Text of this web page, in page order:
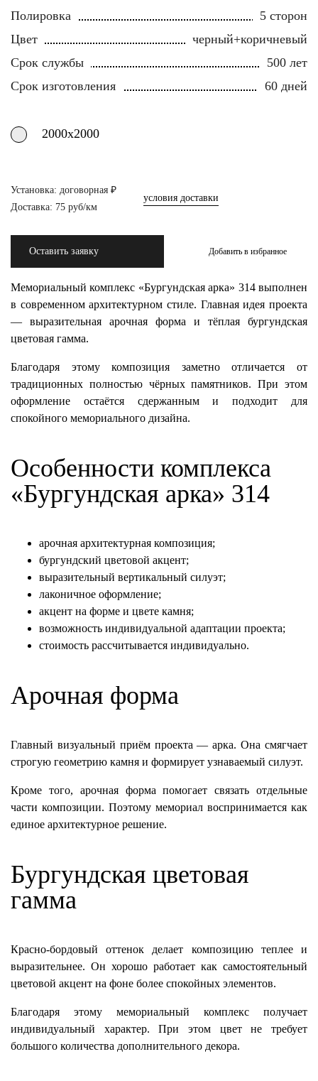
Полировка
5 сторон
Цвет
черный+коричневый
Срок службы
500 лет
Срок изготовления
60 дней
2000х2000
Установка: договорная ₽
Доставка: 75 руб/км
условия доставки
Оставить заявку Добавить в избранное
Мемориальный комплекс «Бургундская арка» 314 выполнен
в современном архитектурном стиле. Главная идея проекта
— выразительная арочная форма и тёплая бургундская
цветовая гамма.
Благодаря этому композиция заметно отличается от
традиционных полностью чёрных памятников. При этом
оформление остаётся сдержанным и подходит для
спокойного мемориального дизайна.
Особенности комплекса
«Бургундская арка» 314
арочная архитектурная композиция;
бургундский цветовой акцент;
выразительный вертикальный силуэт;
лаконичное оформление;
акцент на форме и цвете камня;
возможность индивидуальной адаптации проекта;
стоимость рассчитывается индивидуально.
Арочная форма
Главный визуальный приём проекта — арка. Она смягчает
строгую геометрию камня и формирует узнаваемый силуэт.
Кроме того, арочная форма помогает связать отдельные
части композиции. Поэтому мемориал воспринимается как
единое архитектурное решение.
Бургундская цветовая
гамма
Красно-бордовый оттенок делает композицию теплее и
выразительнее. Он хорошо работает как самостоятельный
цветовой акцент на фоне более спокойных элементов.
Благодаря этому мемориальный комплекс получает
индивидуальный характер. При этом цвет не требует
большого количества дополнительного декора.